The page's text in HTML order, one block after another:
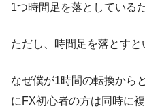
1つ時間足を落としている
ただし、時間足を落とすと
なぜ僕が1時間の転換から
にFX初心者の方は同時に